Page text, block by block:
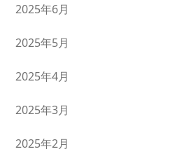
2025年6月
2025年5月
2025年4月
2025年3月
2025年2月